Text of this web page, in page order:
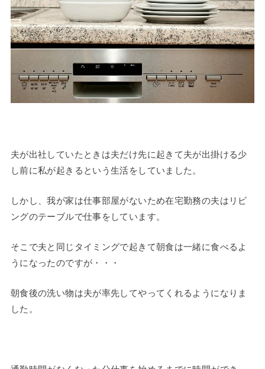
夫が出社していたときは夫だけ先に起きて夫が出掛ける少
し前に私が起きるという生活をしていました。
しかし、我が家は仕事部屋がないため在宅勤務の夫はリビ
ングのテーブルで仕事をしています。
そこで夫と同じタイミングで起きて朝食は一緒に食べるよ
うになったのですが・・・
朝食後の洗い物は夫が率先してやってくれるようになりま
した。